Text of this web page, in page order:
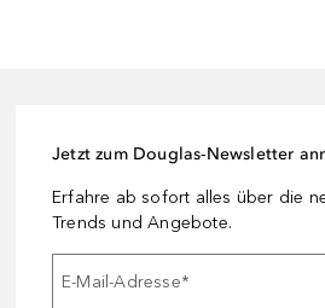
Jetzt zum Douglas-Newsletter
Erfahre ab sofort alles über die
Trends und Angebote.
E-Mail-Adresse*